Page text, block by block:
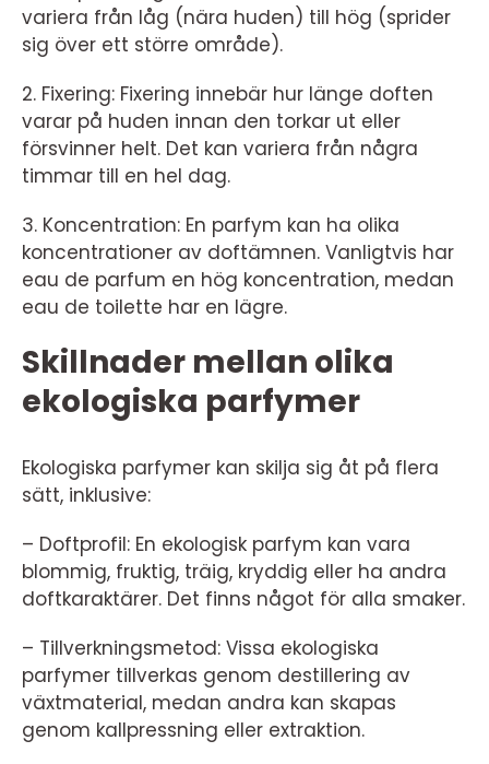
variera från låg (nära huden) till hög (sprider
sig över ett större område).
2. Fixering: Fixering innebär hur länge doften
varar på huden innan den torkar ut eller
försvinner helt. Det kan variera från några
timmar till en hel dag.
3. Koncentration: En parfym kan ha olika
koncentrationer av doftämnen. Vanligtvis har
eau de parfum en hög koncentration, medan
eau de toilette har en lägre.
Skillnader mellan olika
ekologiska parfymer
Ekologiska parfymer kan skilja sig åt på flera
sätt, inklusive:
– Doftprofil: En ekologisk parfym kan vara
blommig, fruktig, träig, kryddig eller ha andra
doftkaraktärer. Det finns något för alla smaker.
– Tillverkningsmetod: Vissa ekologiska
parfymer tillverkas genom destillering av
växtmaterial, medan andra kan skapas
genom kallpressning eller extraktion.